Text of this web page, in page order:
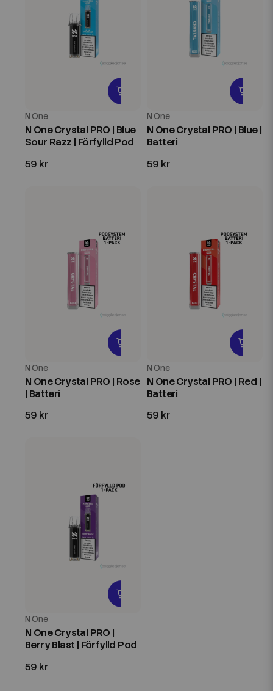
N One
N One Crystal PRO | Blue
Sour Razz | Förfylld Pod
59 kr
N One
N One Crystal PRO | Blue |
Batteri
59 kr
N One
N One Crystal PRO | Rose
| Batteri
59 kr
N One
N One Crystal PRO | Red |
Batteri
59 kr
N One
N One Crystal PRO |
Berry Blast | Förfylld Pod
59 kr